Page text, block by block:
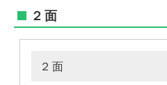
２面
２面